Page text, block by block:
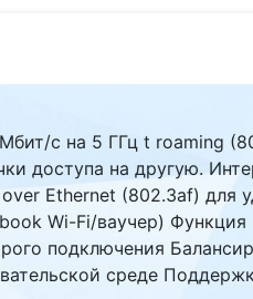
с на 5 ГГц t roaming
доступа на другую.
Ethernet (802.3af) для
Wi-Fi/ваучер) Функция
подключения
среде